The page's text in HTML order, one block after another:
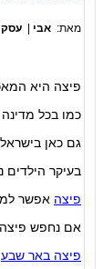
מאת: אבי
פיצה היא
כמו בכל
גם כאן
בעיקר הילדים
פיצה אפשר
אם נחפש
פיצה באר שבע